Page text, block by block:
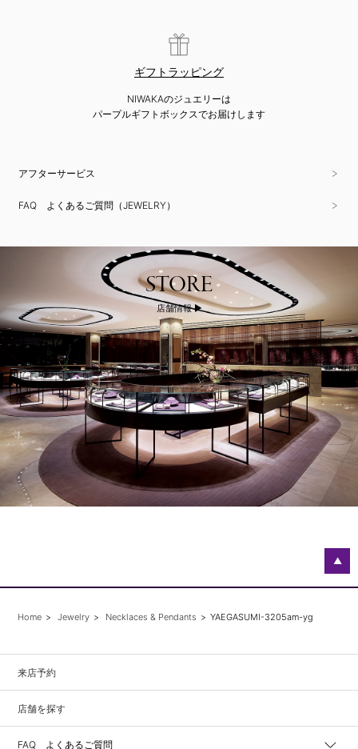
ギフトラッピング
NIWAKAのジュエリーは
パープルギフトボックスでお届けします
アフターサービス
FAQ よくあるご質問（JEWELRY）
STORE
店舗情報 ▶
▲
Home Jewelry Necklaces & Pendants YAEGASUMI-3205am-yg
来店予約
店舗を探す
FAQ よくあるご質問